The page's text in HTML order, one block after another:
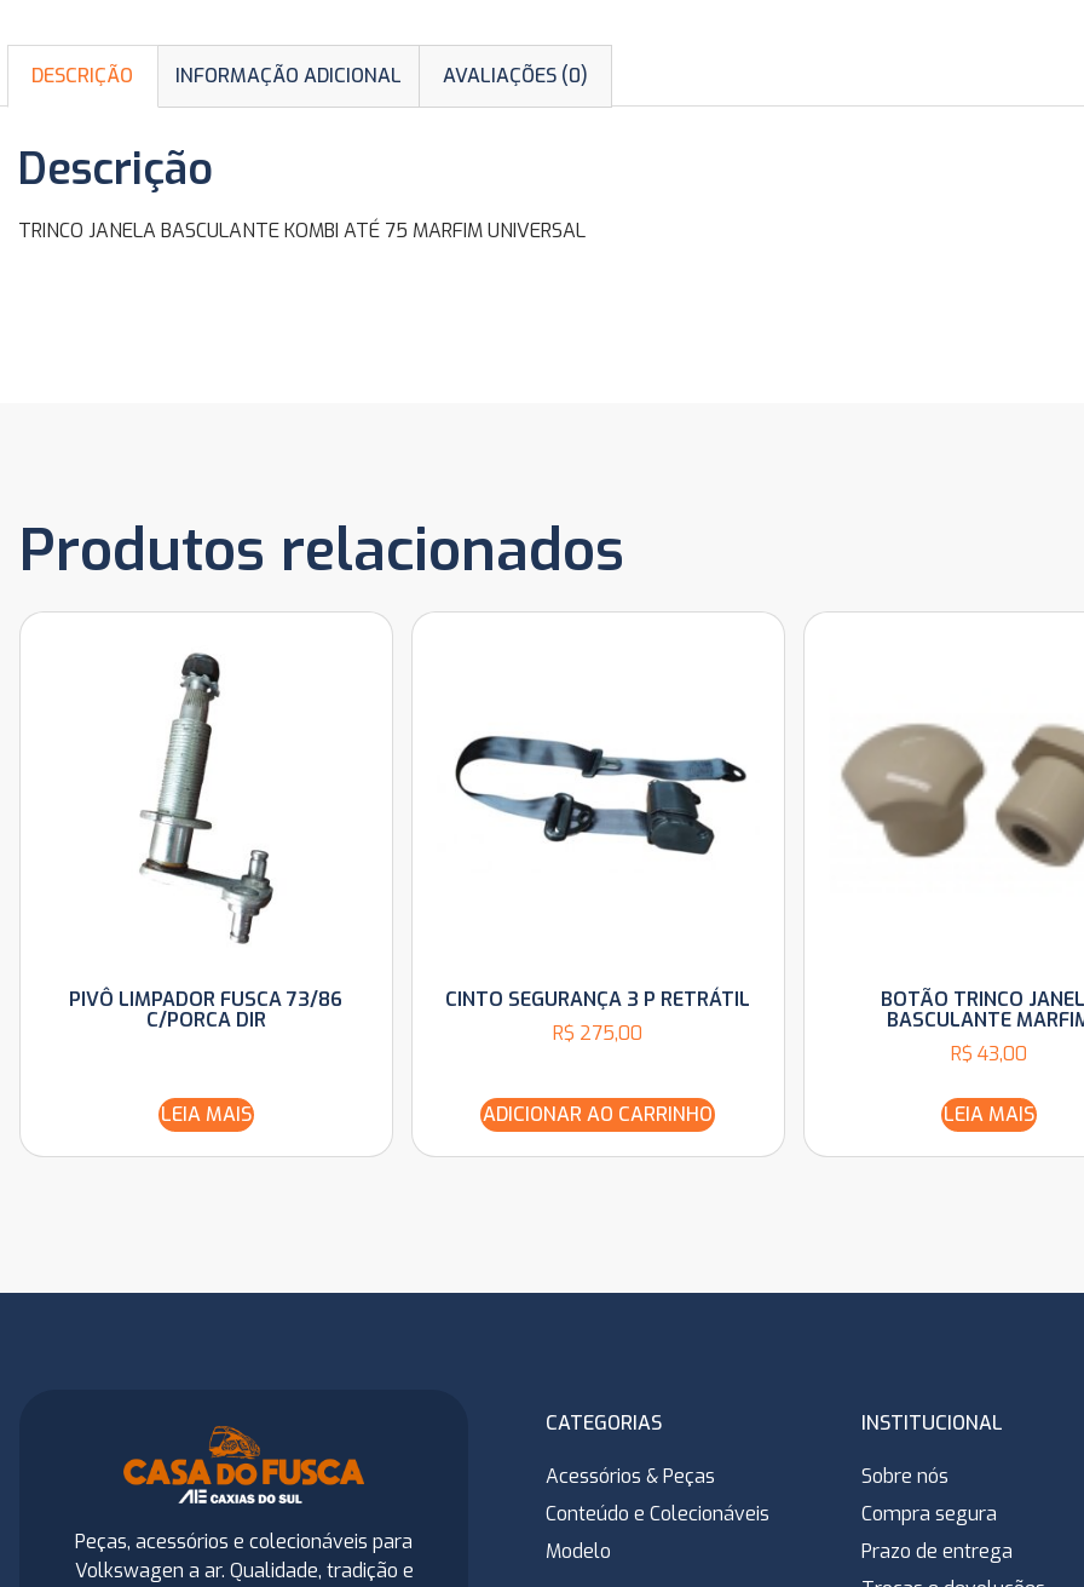
DESCRIÇÃO INFORMAÇÃO ADICIONAL AVALIAÇÕES (0)
Descrição
TRINCO JANELA BASCULANTE KOMBI ATÉ 75 MARFIM UNIVERSAL
Produtos relacionados
PIVÔ LIMPADOR FUSCA 73/86
C/PORCA DIR
LEIA MAIS
CINTO SEGURANÇA 3 P RETRÁTIL
R$ 275,00
ADICIONAR AO CARRINHO
BOTÃO TRINCO
BASCULANTE
R$ 43,00
LEIA MAIS
Peças, acessórios e colecionáveis para
Volkswagen a ar. Qualidade, tradição e
CATEGORIAS
Acessórios & Peças
Conteúdo e Colecionáveis
Modelo
INSTITUCIONAL
Sobre nós
Compra segura
Prazo de entrega